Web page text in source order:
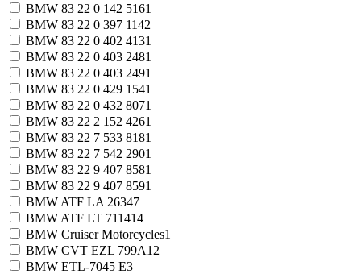
BMW 83 22 0 142 5161
BMW 83 22 0 397 1142
BMW 83 22 0 402 4131
BMW 83 22 0 403 2481
BMW 83 22 0 403 2491
BMW 83 22 0 429 1541
BMW 83 22 0 432 8071
BMW 83 22 2 152 4261
BMW 83 22 7 533 8181
BMW 83 22 7 542 2901
BMW 83 22 9 407 8581
BMW 83 22 9 407 8591
BMW ATF LA 26347
BMW ATF LT 711414
BMW Cruiser Motorcycles1
BMW CVT EZL 799A12
BMW ETL-7045 E3